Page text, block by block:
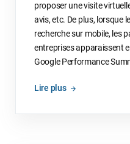
proposer une visite
avis, etc. De plus, lorsque
recherche sur mobile, les
entreprises apparaissent
Google Performance
Lire plus